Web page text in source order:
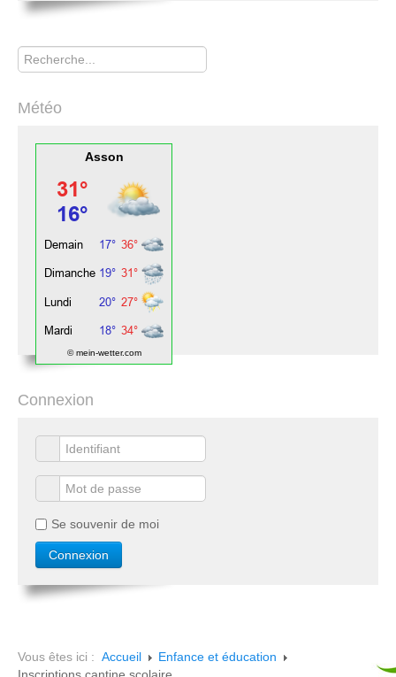
Rechercher
Météo
Asson
© mein-wetter.com
Connexion
Se souvenir de moi
Vous êtes ici : Accueil
Enfance et éducation